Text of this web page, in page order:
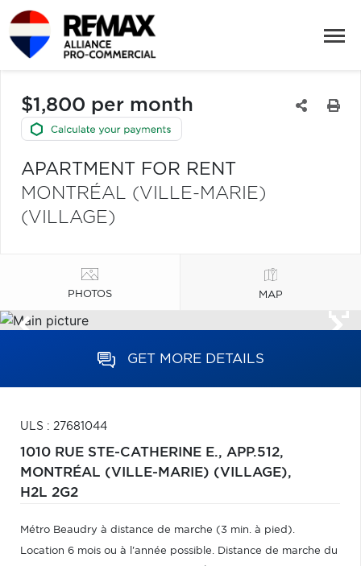
$1,800 per month
APARTMENT FOR RENT
MONTRÉAL (VILLE-MARIE)
(VILLAGE)
PHOTOS MAP
GET MORE DETAILS
ULS : 27681044
1010 RUE STE-CATHERINE E., APP.512,
MONTRÉAL (VILLE-MARIE) (VILLAGE),
H2L 2G2
Métro Beaudry à distance de marche (3 min. à pied).
Location 6 mois ou à l'année possible. Distance de marche du